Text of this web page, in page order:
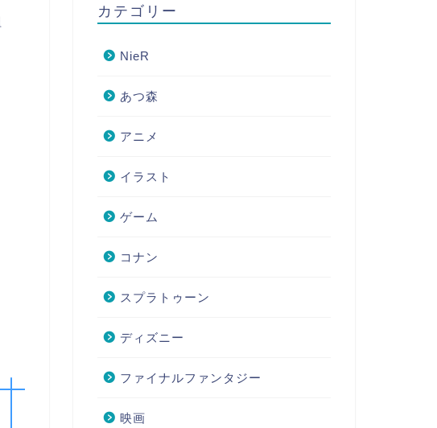
カテゴリー
NieR
あつ森
アニメ
イラスト
ゲーム
コナン
スプラトゥーン
ディズニー
ファイナルファンタジー
映画